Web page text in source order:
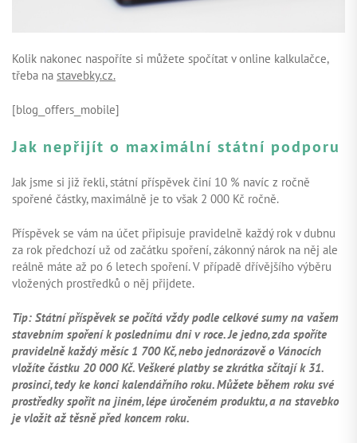
Kolik nakonec naspoříte si můžete spočítat v online kalkulačce,
třeba na stavebky.cz.
[blog_offers_mobile]
Jak nepřijít o maximální státní podporu
Jak jsme si již řekli, státní příspěvek činí 10 % navíc z ročně
spořené částky, maximálně je to však 2 000 Kč ročně.
Příspěvek se vám na účet připisuje pravidelně každý rok v dubnu
za rok předchozí už od začátku spoření, zákonný nárok na něj ale
reálně máte až po 6 letech spoření. V případě dřívějšího výběru
vložených prostředků o něj přijdete.
Tip: Státní příspěvek se počítá vždy podle celkové sumy na vašem
stavebním spoření k poslednímu dni v roce. Je jedno, zda spoříte
pravidelně každý měsíc 1 700 Kč, nebo jednorázově o Vánocích
vložíte částku 20 000 Kč. Veškeré platby se zkrátka sčítají k 31.
prosinci, tedy ke konci kalendářního roku. Můžete během roku své
prostředky spořit na jiném, lépe úročeném produktu, a na stavebko
je vložit až těsně před koncem roku.